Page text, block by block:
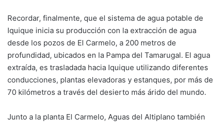
Recordar, finalmente, que el sistema de agua potable de
Iquique inicia su producción con la extracción de agua
desde los pozos de El Carmelo, a 200 metros de
profundidad, ubicados en la Pampa del Tamarugal. El agua
extraída, es trasladada hacia Iquique utilizando diferentes
conducciones, plantas elevadoras y estanques, por más de
70 kilómetros a través del desierto más árido del mundo.
Junto a la planta El Carmelo, Aguas del Altiplano también